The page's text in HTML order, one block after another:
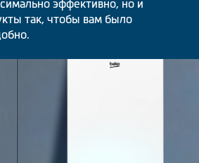
эффективно, но и
так, чтобы вам было